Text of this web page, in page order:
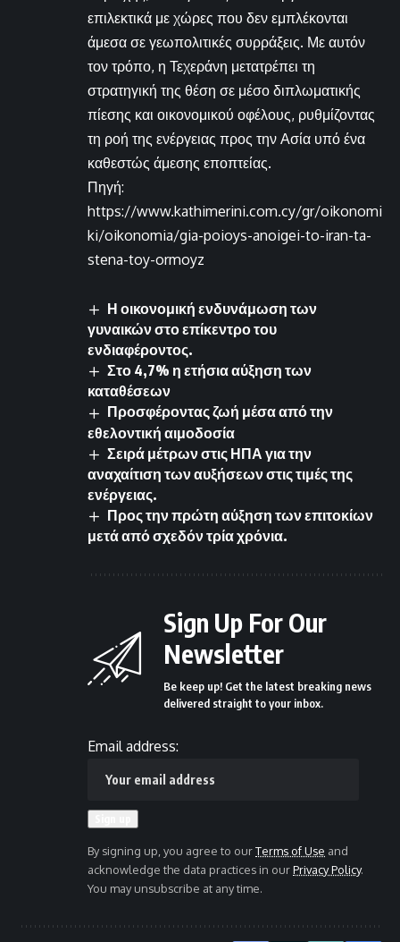
επιλεκτικά με χώρες που δεν εμπλέκονται
άμεσα σε γεωπολιτικές συρράξεις. Με αυτόν
τον τρόπο, η Τεχεράνη μετατρέπει τη
στρατηγική της θέση σε μέσο διπλωματικής
πίεσης και οικονομικού οφέλους, ρυθμίζοντας
τη ροή της ενέργειας προς την Ασία υπό ένα
καθεστώς άμεσης εποπτείας.
Πηγή:
https://www.kathimerini.com.cy/gr/oikonomi
ki/oikonomia/gia-poioys-anoigei-to-iran-ta-
stena-toy-ormoyz
Η οικονομική ενδυνάμωση των
γυναικών στο επίκεντρο του
ενδιαφέροντος.
Στο 4,7% η ετήσια αύξηση των
καταθέσεων
Προσφέροντας ζωή μέσα από την
εθελοντική αιμοδοσία
Σειρά μέτρων στις ΗΠΑ για την
αναχαίτιση των αυξήσεων στις τιμές της
ενέργειας.
Προς την πρώτη αύξηση των επιτοκίων
μετά από σχεδόν τρία χρόνια.
Sign Up For Our
Newsletter
Be keep up! Get the latest breaking news
delivered straight to your inbox.
Email address:
By signing up, you agree to ourTerms of Use and
acknowledge the data practices in ourPrivacy Policy.
You may unsubscribe at any time.